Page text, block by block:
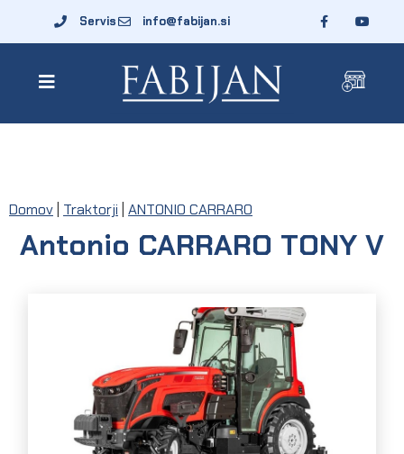
Servis info@fabijan.si
Domov Traktorji ANTONIO CARRARO
Antonio CARRARO TONY V